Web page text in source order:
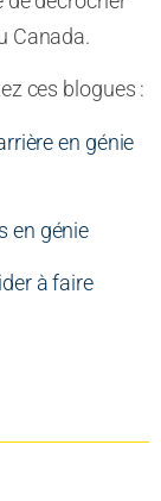
Canada.
ces blogues :
en génie
en génie
à faire